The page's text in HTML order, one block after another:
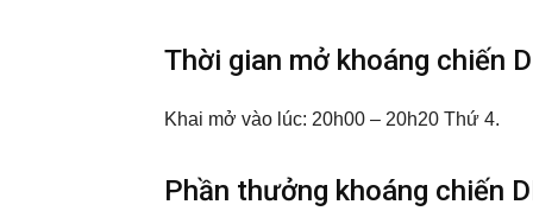
Thời gian mở khoáng chiến
Khai mở vào lúc: 20h00 – 20h20 Thứ 4.
Phần thưởng khoáng chiến